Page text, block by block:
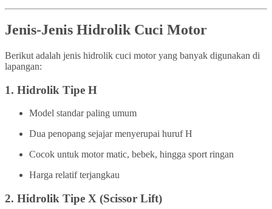
Jenis-Jenis Hidrolik Cuci Motor
Berikut adalah jenis hidrolik cuci motor yang banyak digunakan di
lapangan:
1. Hidrolik Tipe H
Model standar paling umum
Dua penopang sejajar menyerupai huruf H
Cocok untuk motor matic, bebek, hingga sport ringan
Harga relatif terjangkau
2. Hidrolik Tipe X (Scissor Lift)